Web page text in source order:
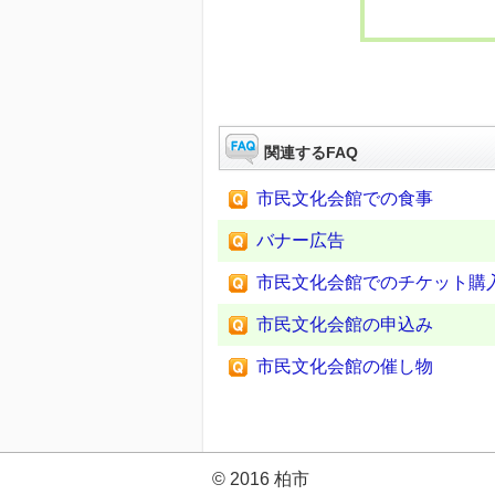
関連するFAQ
市民文化会館での食事
バナー広告
市民文化会館でのチケット購
市民文化会館の申込み
市民文化会館の催し物
© 2016 柏市